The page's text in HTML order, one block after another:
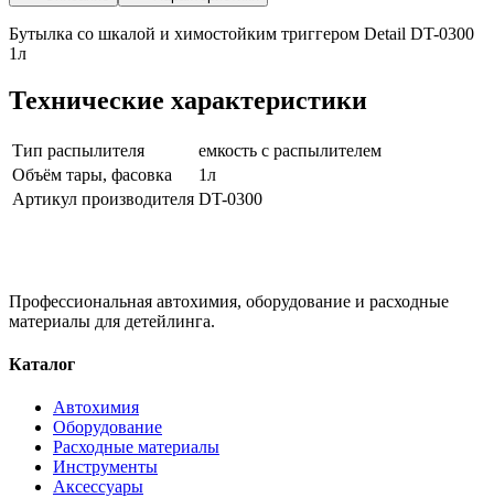
Бутылка со шкалой и химостойким триггером Detail DT-0300
1л
Технические характеристики
Тип распылителя
емкость с распылителем
Объём тары, фасовка
1л
Артикул производителя DT-0300
Профессиональная автохимия, оборудование и расходные
материалы для детейлинга.
Каталог
Автохимия
Оборудование
Расходные материалы
Инструменты
Аксессуары